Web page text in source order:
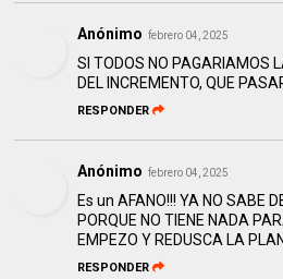
Anónimo febrero 04, 2025
SI TODOS NO PAGARIAMOS
DEL INCREMENTO, QUE
RESPONDER
Anónimo febrero 04, 2025
Es un AFANO!!! YA NO SABE
PORQUE NO TIENE NADA
EMPEZO Y REDUSCA LA
RESPONDER